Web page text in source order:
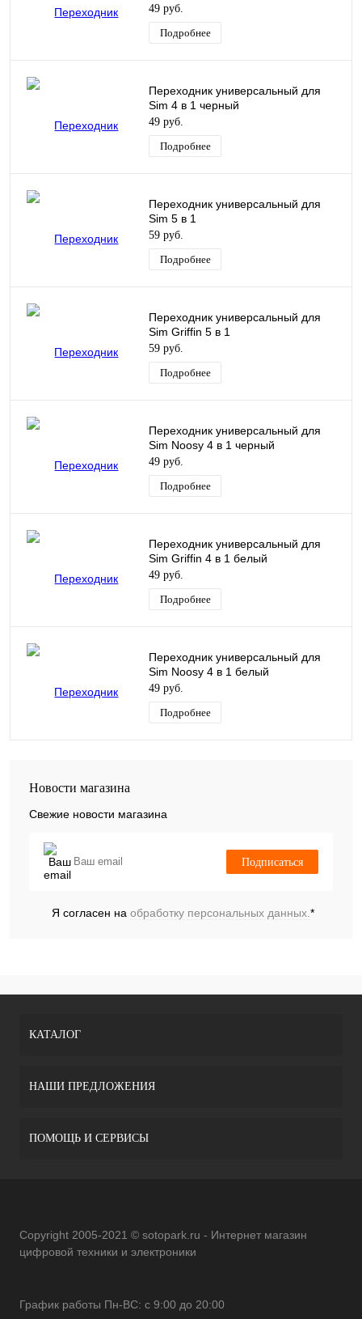
49 руб.
Подробнее
Переходник универсальный для
Sim 4 в 1 черный
49 руб.
Подробнее
Переходник универсальный для
Sim 5 в 1
59 руб.
Подробнее
Переходник универсальный для
Sim Griffin 5 в 1
59 руб.
Подробнее
Переходник универсальный для
Sim Noosy 4 в 1 черный
49 руб.
Подробнее
Переходник универсальный для
Sim Griffin 4 в 1 белый
49 руб.
Подробнее
Переходник универсальный для
Sim Noosy 4 в 1 белый
49 руб.
Подробнее
Новости магазина
Свежие новости магазина
Подписаться
Я согласен на обработку персональных данных.*
КАТАЛОГ
НАШИ ПРЕДЛОЖЕНИЯ
ПОМОЩЬ И СЕРВИСЫ
Copyright 2005-2021 © sotopark.ru - Интернет магазин
цифровой техники и электроники
График работы Пн-ВС: с 9:00 до 20:00